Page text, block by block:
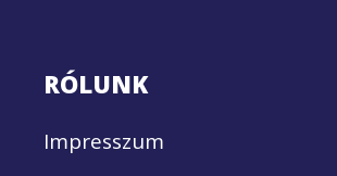
RÓLUNK
Impresszum